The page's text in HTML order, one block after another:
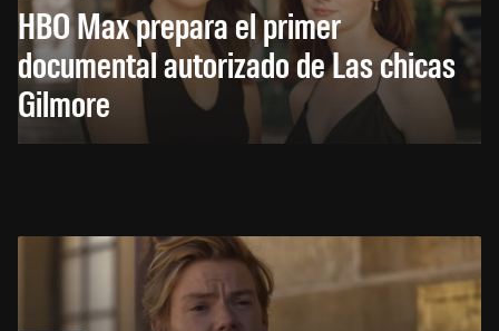
HBO Max prepara el primer
documental autorizado de Las chicas
Gilmore